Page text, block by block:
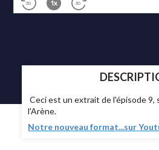
Ceci est un extrait de l'épisode 9,
l'Arène.
Notre nouveau format...sur